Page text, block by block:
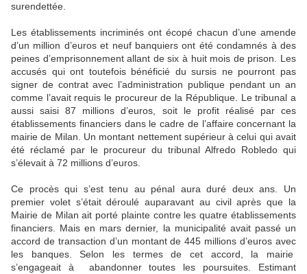
surendettée.
Les établissements incriminés ont écopé chacun d’une amende
d’un million d’euros et neuf banquiers ont été condamnés à des
peines d’emprisonnement allant de six à huit mois de prison. Les
accusés qui ont toutefois bénéficié du sursis ne pourront pas
signer de contrat avec l’administration publique pendant un an
comme l’avait requis le procureur de la République. Le tribunal a
aussi saisi 87 millions d’euros, soit le profit réalisé par ces
établissements financiers dans le cadre de l’affaire concernant la
mairie de Milan. Un montant nettement supérieur à celui qui avait
été réclamé par le procureur du tribunal Alfredo Robledo qui
s’élevait à 72 millions d’euros.
Ce procès qui s’est tenu au pénal aura duré deux ans. Un
premier volet s’était déroulé auparavant au civil après que la
Mairie de Milan ait porté plainte contre les quatre établissements
financiers. Mais en mars dernier, la municipalité avait passé un
accord de transaction d’un montant de 445 millions d’euros avec
les banques. Selon les termes de cet accord, la mairie
s’engageait à abandonner toutes les poursuites. Estimant